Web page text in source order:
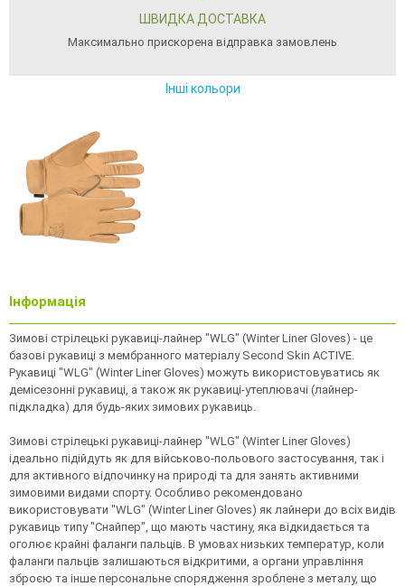
ШВИДКА ДОСТАВКА
Максимально прискорена відправка замовлень
Інші кольори
Інформація
Зимові стрілецькі рукавиці-лайнер "WLG" (Winter Liner Gloves) - це
базові рукавиці з мембранного матеріалу Second Skin ACTIVE.
Рукавиці "WLG" (Winter Liner Gloves) можуть використовуватись як
демісезонні рукавиці, а також як рукавиці-утеплювачі (лайнер-
підкладка) для будь-яких зимових рукавиць.
Зимові стрілецькі рукавиці-лайнер "WLG" (Winter Liner Gloves)
ідеально підійдуть як для військово-польового застосування, так і
для активного відпочинку на природі та для занять активними
зимовими видами спорту. Особливо рекомендовано
використовувати "WLG" (Winter Liner Gloves) як лайнери до всіх видів
рукавиць типу "Снайпер", що мають частину, яка відкидається та
оголює крайні фаланги пальців. В умовах низьких температур, коли
фаланги пальців залишаються відкритими, а органи управління
зброєю та інше персональне спорядження зроблене з металу, що